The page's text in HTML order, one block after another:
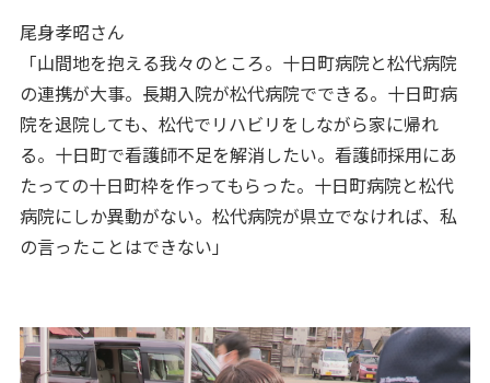
尾身孝昭さん
「山間地を抱える我々のところ。十日町病院と松代病院
の連携が大事。長期入院が松代病院でできる。十日町病
院を退院しても、松代でリハビリをしながら家に帰れ
る。十日町で看護師不足を解消したい。看護師採用にあ
たっての十日町枠を作ってもらった。十日町病院と松代
病院にしか異動がない。松代病院が県立でなければ、私
の言ったことはできない」